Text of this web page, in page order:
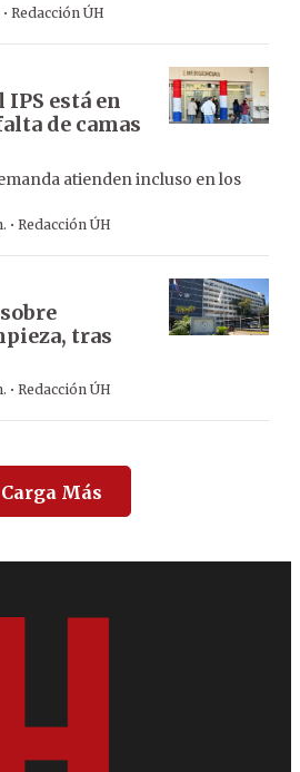
· Redacción ÚH
está en
de camas
atienden incluso en los
· Redacción ÚH
tras
· Redacción ÚH
Carga Más